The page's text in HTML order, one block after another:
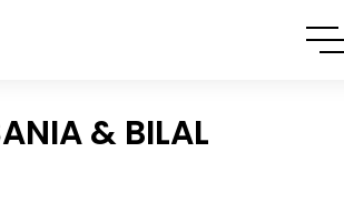
& BILAL